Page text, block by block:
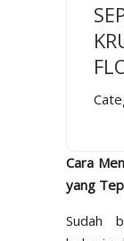
Cara
yang
Sudah